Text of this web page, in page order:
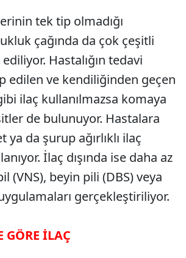
tek tip olmadığı
çağında da çok çeşitli
Hastalığın tedavi
edilen ve kendiliğinden geçen
ilaç kullanılmazsa komaya
de bulunuyor. Hastalara
da şurup ağırlıklı ilaç
İlaç dışında ise daha az
(VNS), beyin pili (DBS) veya
gerçekleştiriliyor.
GÖRE İLAÇ